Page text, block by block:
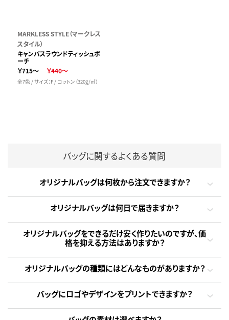
MARKLESS STYLE（マークレス
スタイル）
キャンバスラウンドティッシュポ
ーチ
￥715～
￥440～
全7色 / サイズ：F / コットン（320g/㎡）
バッグに関するよくある質問
オリジナルバッグは何枚から注文できますか？
オリジナルバッグは何日で届きますか？
オリジナルバッグをできるだけ安く作りたいのですが、価
格を抑える方法はありますか？
オリジナルバッグの種類にはどんなものがありますか？
バッグにロゴやデザインをプリントできますか？